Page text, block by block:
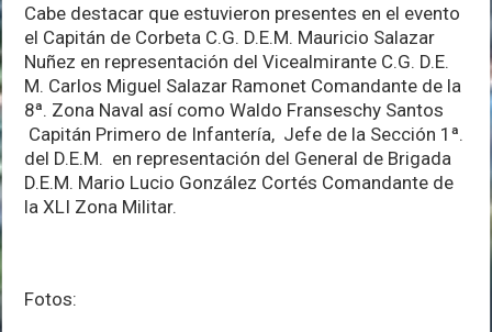
Cabe destacar que estuvieron presentes en el evento
el Capitán de Corbeta C.G. D.E.M. Mauricio Salazar
Nuñez en representación del Vicealmirante C.G. D.E.
M. Carlos Miguel Salazar Ramonet Comandante de la
8ª. Zona Naval así como Waldo Franseschy Santos
Capitán Primero de Infantería, Jefe de la Sección 1ª.
del D.E.M. en representación del General de Brigada
D.E.M. Mario Lucio González Cortés Comandante de
la XLI Zona Militar.
Fotos: